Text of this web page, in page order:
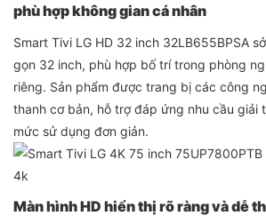
phù hợp không gian cá nhân
Smart Tivi LG HD 32 inch 32LB655BPSA
gọn 32 inch, phù hợp bố trí trong phòng
riêng. Sản phẩm được trang bị các công
thanh cơ bản, hỗ trợ đáp ứng nhu cầu giải
mức sử dụng đơn giản.
Màn hình HD hiển thị rõ ràng và dễ